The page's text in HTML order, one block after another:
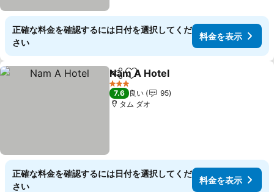
正確な料金を確認するには日付を選択してくだ
さい
料金を表示
シェアお気に入りに追加
Nam A Hotel
3 ホテルのランク
7.6 良い
95
タム ダオ
正確な料金を確認するには日付を選択してくだ
さい
料金を表示